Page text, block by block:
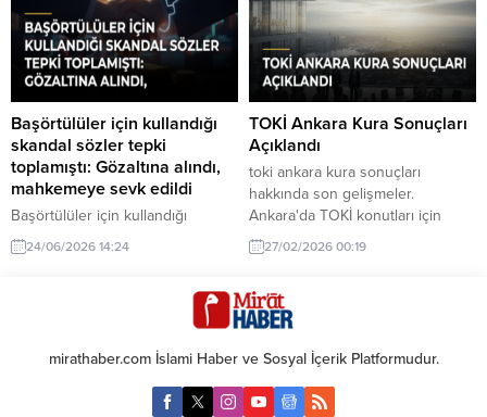
etkileri azaltmayı hedefliyor.
Başörtülüler için kullandığı
skandal sözler tepki
toplamıştı: Gözaltına alındı,
mahkemeye sevk edildi
Başörtülüler için kullandığı
skandal sözler nedeniyle
gözaltına alınan kişi, mahkemeye
topladı ve tartışmalara yol açtı.
24/06/2026 14:24
TOKİ Ankara Kura Sonuçları
Açıklandı
toki ankara kura sonuçları
hakkında son gelişmeler.
Ankara'da TOKİ konutları için
yapılan kura sonuçları açıklandı.
Bu sonuçlar, ev sahibi olmak
önem taşıyor.
27/02/2026 00:19
mirathaber.com İslami Haber ve Sosyal İçerik Platformudur.